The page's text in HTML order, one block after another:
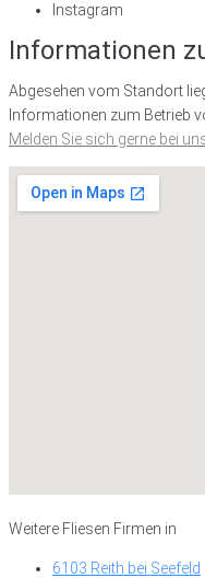
Instagram
Informationen
Abgesehen vom Standort
Informationen zum Betrieb
Melden Sie sich gerne bei
Weitere Fliesen Firmen in
6103 Reith bei Seefeld